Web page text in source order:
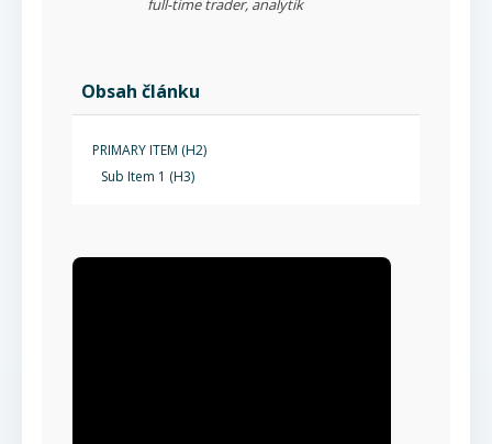
Obsah článku
PRIMARY ITEM (H2)
Sub Item 1 (H3)